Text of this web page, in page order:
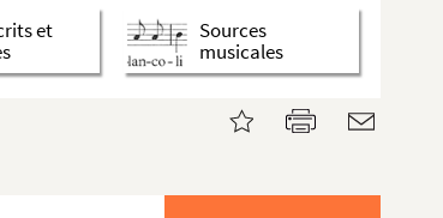
et
Sources
musicales